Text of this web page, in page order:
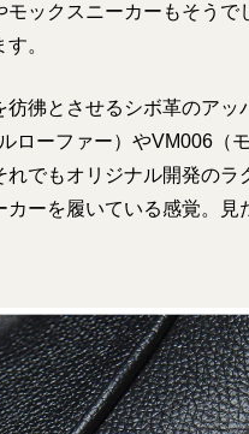
ックスニーカーもそうで
。
彿とさせるシボ革のアッ
ローファー）やVM006（
でもオリジナル開発のラ
ーを履いている感覚。見